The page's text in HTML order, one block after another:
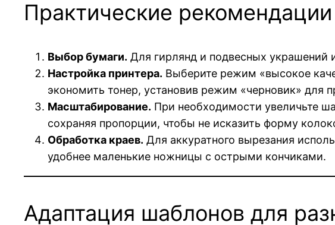
Практические
Выбор бумаги. Для гирлянд и подвесных украшений
Настройка принтера. Выберите режим «высокое
экономить тонер, установив режим «черновик» для
Масштабирование. При необходимости увеличьте
сохраняя пропорции, чтобы не исказить форму
Обработка краев. Для аккуратного вырезания
удобнее маленькие ножницы с острыми кончиками.
Адаптация шаблонов для